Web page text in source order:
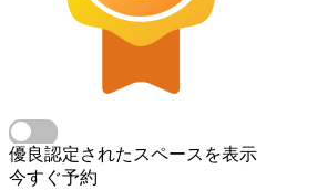
優良認定されたスペースを表示
今すぐ予約